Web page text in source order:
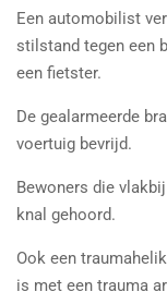
Een automobilist
stilstand tegen een
een fietster.
De gealarmeerde
voertuig bevrijd.
Bewoners die
knal gehoord.
Ook een
is met een trauma